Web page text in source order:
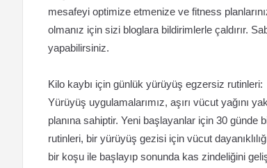
mesafeyi optimize etmenize ve fitness
olmanız için sizi bloglara bildirimlerle çaldırır.
yapabilirsiniz.
Kilo kaybı için günlük yürüyüş egzersiz rutinleri:
Yürüyüş uygulamalarımız, aşırı vücut yağını
planına sahiptir. Yeni başlayanlar için 30
rutinleri, bir yürüyüş gezisi için vücut
bir koşu ile başlayıp sonunda kas zindeliğini